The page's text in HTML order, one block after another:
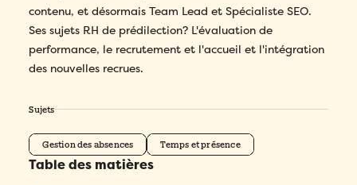
contenu, et désormais Team Lead et Spécialiste SEO.
Ses sujets RH de prédilection? L'évaluation de
performance, le recrutement et l'accueil et l'intégration
des nouvelles recrues.
Sujets
Gestion des absences Temps et présence
Table des matières